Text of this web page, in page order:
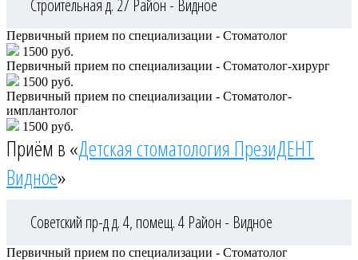
Строительная д. 27 Район - Видное
Первичный прием по специализации - Стоматолог
1500 руб.
Первичный прием по специализации - Стоматолог-хирург
1500 руб.
Первичный прием по специализации - Стоматолог-
имплантолог
1500 руб.
Приём в «Детская стоматология ПрезиДЕНТ
Видное»
Советский пр-д д. 4, помещ. 4 Район - Видное
Первичный прием по специализации - Стоматолог